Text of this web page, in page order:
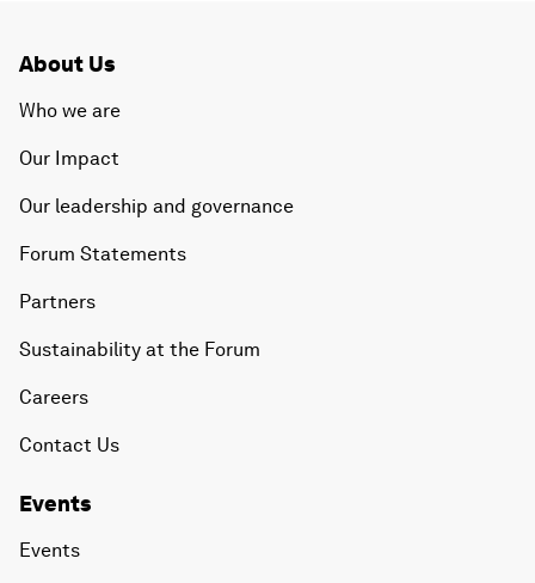
About Us
Who we are
Our Impact
Our leadership and governance
Forum Statements
Partners
Sustainability at the Forum
Careers
Contact Us
Events
Events